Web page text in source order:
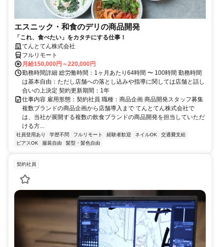
エスニック・和食のデリの商品開発
「これ、食べたい」をカタチにする仕事！
てんとてん株式会社
フルリモート
月給150,000円～220,000円
勤務時間詳細 総労働時間：1ヶ月あたり64時間 〜 100時間 勤務時間
は基本自由：ただし店舗への落とし込みや指導に関しては店舗と話し
合いの上決定 契約更新期間：1年
仕事内容 雇用形態：契約社員 職種：商品企画 商品開発スタッフ募集
複数ブランドの商品企画から店舗導入まで てんとてん株式会社で
は、当社が展開する複数の飲食ブランドの商品開発を担当していただ
ける方...
社員登用あり 学歴不問 フルリモート 経験者歓迎 ネイルOK
交通費支給
ピアスOK
服装自由 髪型・髪色自由
契約社員